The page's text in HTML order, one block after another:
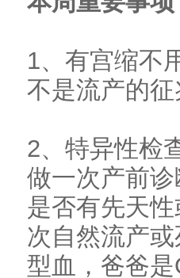
1、有宫缩不
不是流产的
2、特异性检
做一次产前
是否有先天
次自然流产
型血，爸爸